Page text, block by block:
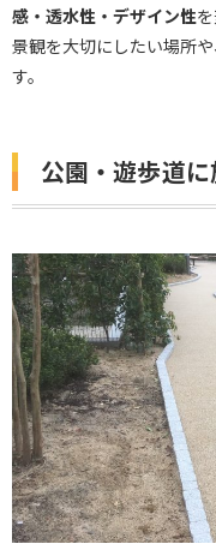
感・透水性・デザイン性
景観を大切にしたい場所
す。
公園・遊歩道